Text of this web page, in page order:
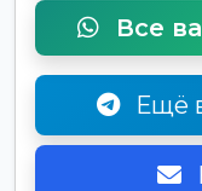
Все
Ещё